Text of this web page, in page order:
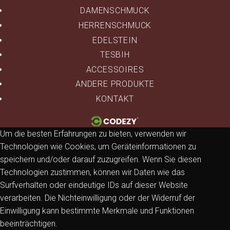
DAMENSCHMUCK
HERRENSCHMUCK
EDELSTEIN
TESBIH
ACCESSOIRES
ANDERE PRODUKTE
KONTAKT
Um die besten Erfahrungen zu bieten, verwenden wir
Technologien wie Cookies, um Geräteinformationen zu
speichern und/oder darauf zuzugreifen. Wenn Sie diesen
Technologien zustimmen, können wir Daten wie das
Surfverhalten oder eindeutige IDs auf dieser Website
verarbeiten. Die Nichteinwilligung oder der Widerruf der
Einwilligung kann bestimmte Merkmale und Funktionen
beeinträchtigen.